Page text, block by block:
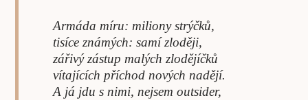
Armáda míru: miliony strýčků,
tisíce známých: samí zloději,
zářivý zástup malých zlodějíčků
vítajících příchod nových nadějí.
A já jdu s nimi, nejsem outsider,